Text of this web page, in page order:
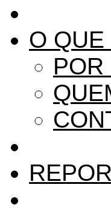
O QUE
POR